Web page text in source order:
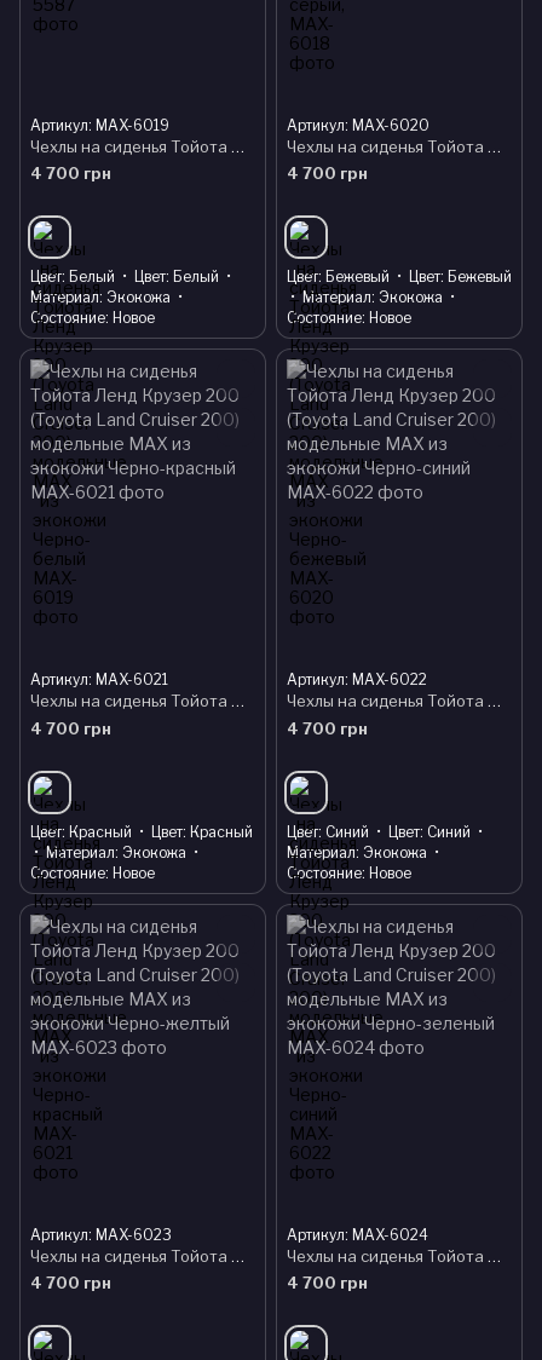
Артикул: MAX-6019
Чехлы на сиденья Тойота Ленд Крузер 200 (Toyota Land Cruiser 200) модельные MAX из экокожи Черно-белый
4 700 грн
Цвет Белый Цвет Белый
Материал Экокожа
Состояние Новое
Артикул: MAX-6020
Чехлы на сиденья Тойота Ленд Крузер 200 (Toyota Land Cruiser 200) модельные MAX из экокожи Черно-бежевый
4 700 грн
Цвет Бежевый Цвет Бежевый
Материал Экокожа
Состояние Новое
Артикул: MAX-6021
Чехлы на сиденья Тойота Ленд Крузер 200 (Toyota Land Cruiser 200) модельные MAX из экокожи Черно-красный
4 700 грн
Цвет Красный Цвет Красный
Материал Экокожа
Состояние Новое
Артикул: MAX-6022
Чехлы на сиденья Тойота Ленд Крузер 200 (Toyota Land Cruiser 200) модельные MAX из экокожи Черно-синий
4 700 грн
Цвет Синий Цвет Синий
Материал Экокожа
Состояние Новое
Артикул: MAX-6023
Чехлы на сиденья Тойота Ленд Крузер 200 (Toyota Land Cruiser 200) модельные MAX из экокожи Черно-желтый
4 700 грн
Артикул: MAX-6024
Чехлы на сиденья Тойота Ленд Крузер 200 (Toyota Land Cruiser 200) модельные MAX из экокожи Черно-зеленый
4 700 грн